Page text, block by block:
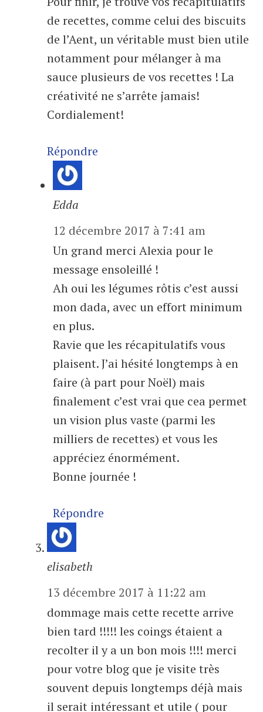
de recettes, comme celui des biscuits
de l’Aent, un véritable must bien utile
notamment pour mélanger à ma
sauce plusieurs de vos recettes ! La
créativité ne s’arrête jamais!
Cordialement!
Répondre
Edda
12 décembre 2017 à 7:41 am
Un grand merci Alexia pour le
message ensoleillé !
Ah oui les légumes rôtis c’est aussi
mon dada, avec un effort minimum
en plus.
Ravie que les récapitulatifs vous
plaisent. J’ai hésité longtemps à en
faire (à part pour Noël) mais
finalement c’est vrai que cea permet
un vision plus vaste (parmi les
milliers de recettes) et vous les
appréciez énormément.
Bonne journée !
Répondre
elisabeth
13 décembre 2017 à 11:22 am
dommage mais cette recette arrive
bien tard !!!!! les coings étaient a
recolter il y a un bon mois !!!! merci
pour votre blog que je visite très
souvent depuis longtemps déjà mais
il serait intéressant et utile ( pour